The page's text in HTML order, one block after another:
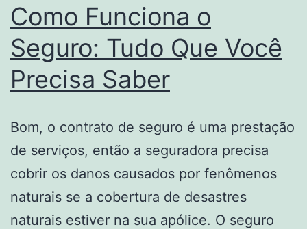
Como Funciona o
Seguro: Tudo Que Você
Precisa Saber
Bom, o contrato de seguro é uma prestação
de serviços, então a seguradora precisa
cobrir os danos causados por fenômenos
naturais se a cobertura de desastres
naturais estiver na sua apólice. O seguro